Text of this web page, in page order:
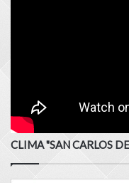
CLIMA "SAN CARLOS